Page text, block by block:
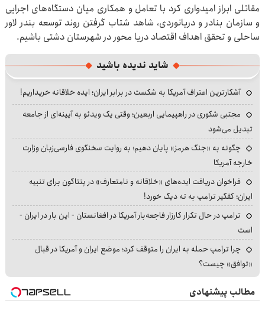
مقاتلی ابراز امیدواری کرد با تعامل و همکاری میان دستگاه‌های اجرایی
و سازمان بنادر و دریانوردی، شاهد شتاب گرفتن روند توسعه بندر لاور
ساحلی و تحقق اهداف اقتصاد دریا محور در شهرستان دشتی باشیم.
شاید ندیده باشید
آشکارترین اعتراف آمریکا به شکست در برابر ایران؛ ایده خلاقانه خریداریم!
مجتبی شکوری در راهپیمایی اربعین؛ وقتی یک ویدئو به آیینه‌ای از جامعه
تبدیل می‌شود
چگونه به «جنگ هرمز» پایان دهیم؛ به روایت سخنگوی فارسی‌زبان وزارت
خارجه آمریکا
فراخوان دریافت ایده‌های «خلاقانه و نامتعارف» در پنتاگون برای تنبیه
ایران؛ کفگیر ترامپ به ته دیگ خورد!
ترامپ در حال تکرار کارزار فاجعه‌بار آمریکا در افغانستان - این بار در ایران -
است
چرا ترامپ حمله به ایران را متوقف کرد؛ موضع ایران و آمریکا در قبال
«توافق» چیست؟
مطالب پیشنهادی